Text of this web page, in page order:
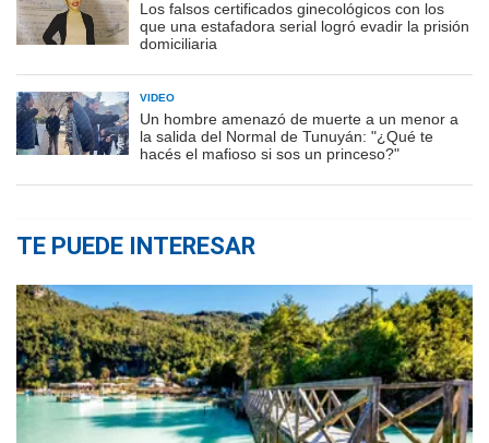
Los falsos certificados ginecológicos con los
que una estafadora serial logró evadir la prisión
domiciliaria
VIDEO
Un hombre amenazó de muerte a un menor a
la salida del Normal de Tunuyán: "¿Qué te
hacés el mafioso si sos un princeso?"
TE PUEDE INTERESAR